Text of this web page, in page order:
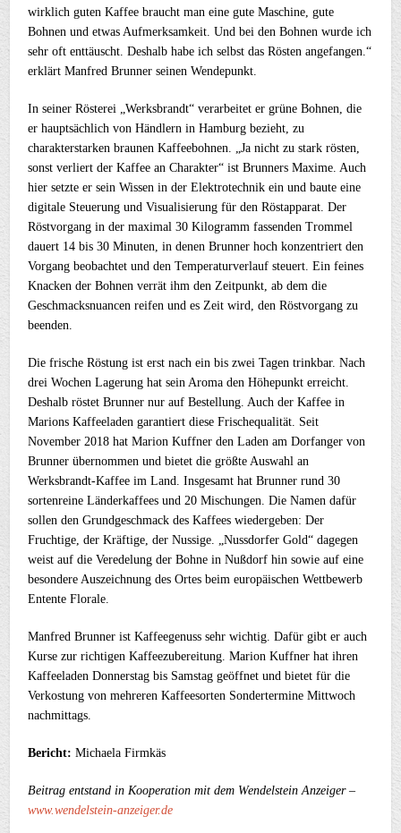
wirklich guten Kaffee braucht man eine gute Maschine, gute
Bohnen und etwas Aufmerksamkeit. Und bei den Bohnen wurde ich
sehr oft enttäuscht. Deshalb habe ich selbst das Rösten angefangen.“
erklärt Manfred Brunner seinen Wendepunkt.
In seiner Rösterei „Werksbrandt“ verarbeitet er grüne Bohnen, die
er hauptsächlich von Händlern in Hamburg bezieht, zu
charakterstarken braunen Kaffeebohnen. „Ja nicht zu stark rösten,
sonst verliert der Kaffee an Charakter“ ist Brunners Maxime. Auch
hier setzte er sein Wissen in der Elektrotechnik ein und baute eine
digitale Steuerung und Visualisierung für den Röstapparat. Der
Röstvorgang in der maximal 30 Kilogramm fassenden Trommel
dauert 14 bis 30 Minuten, in denen Brunner hoch konzentriert den
Vorgang beobachtet und den Temperaturverlauf steuert. Ein feines
Knacken der Bohnen verrät ihm den Zeitpunkt, ab dem die
Geschmacksnuancen reifen und es Zeit wird, den Röstvorgang zu
beenden.
Die frische Röstung ist erst nach ein bis zwei Tagen trinkbar. Nach
drei Wochen Lagerung hat sein Aroma den Höhepunkt erreicht.
Deshalb röstet Brunner nur auf Bestellung. Auch der Kaffee in
Marions Kaffeeladen garantiert diese Frischequalität. Seit
November 2018 hat Marion Kuffner den Laden am Dorfanger von
Brunner übernommen und bietet die größte Auswahl an
Werksbrandt-Kaffee im Land. Insgesamt hat Brunner rund 30
sortenreine Länderkaffees und 20 Mischungen. Die Namen dafür
sollen den Grundgeschmack des Kaffees wiedergeben: Der
Fruchtige, der Kräftige, der Nussige. „Nussdorfer Gold“ dagegen
weist auf die Veredelung der Bohne in Nußdorf hin sowie auf eine
besondere Auszeichnung des Ortes beim europäischen Wettbewerb
Entente Florale.
Manfred Brunner ist Kaffeegenuss sehr wichtig. Dafür gibt er auch
Kurse zur richtigen Kaffeezubereitung. Marion Kuffner hat ihren
Kaffeeladen Donnerstag bis Samstag geöffnet und bietet für die
Verkostung von mehreren Kaffeesorten Sondertermine Mittwoch
nachmittags.
Bericht: Michaela Firmkäs
Beitrag entstand in Kooperation mit dem Wendelstein Anzeiger –
www.wendelstein-anzeiger.de